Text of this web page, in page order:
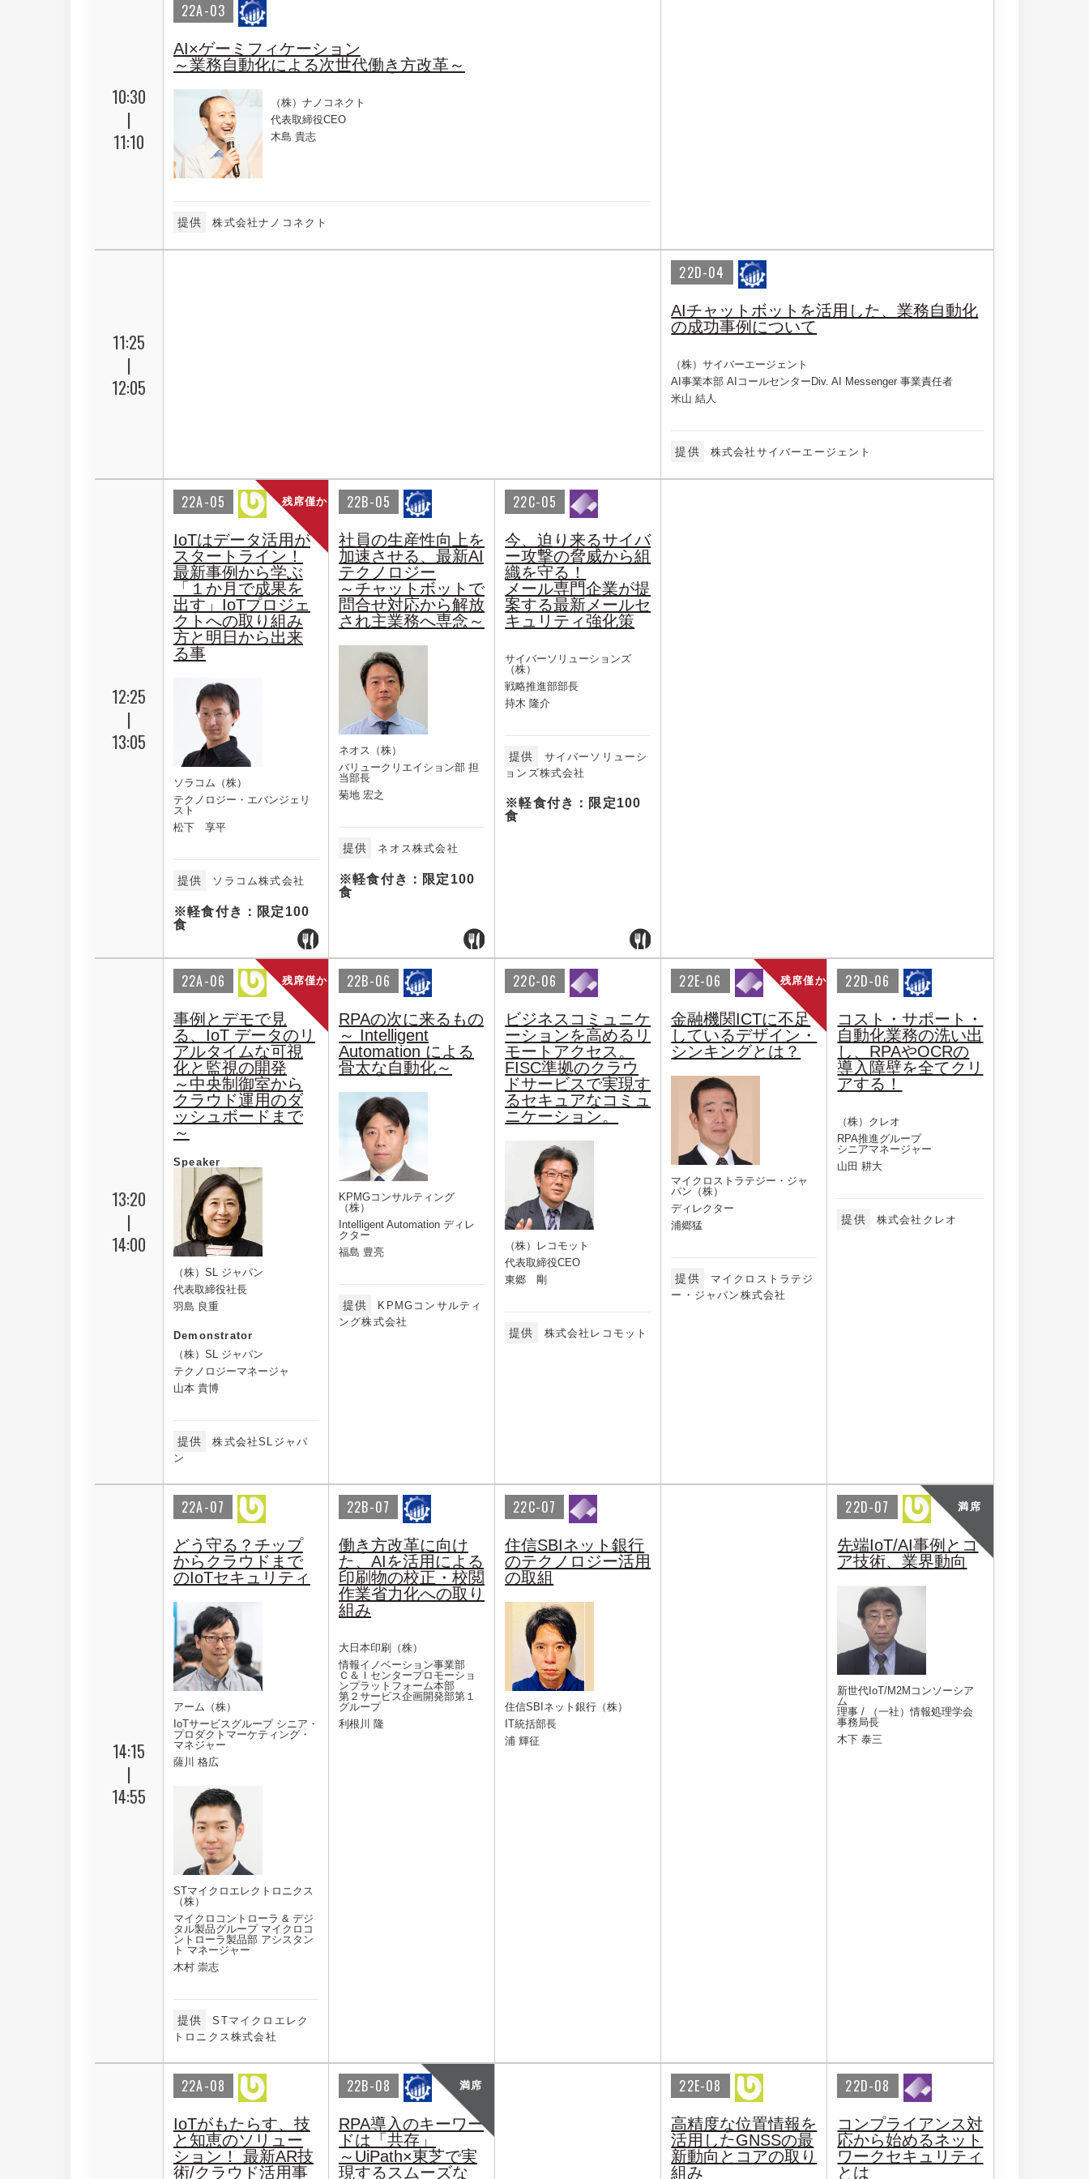
10:30
|
11:10
22A-03
AI×ゲーミフィケーション
～業務自動化による次世代働き方改革～
（株）ナノコネクト
代表取締役CEO
木島 貴志
提供 株式会社ナノコネクト
11:25
|
12:05
22D-04
AIチャットボットを活用した、業務自動化
の成功事例について
（株）サイバーエージェント
AI事業本部 AIコールセンターDiv. AI Messenger 事業責任者
米山 結人
提供 株式会社サイバーエージェント
12:25
|
13:05
残席僅か
22A-05
IoTはデータ活用が
スタートライン！
最新事例から学ぶ
「１か月で成果を
出す」IoTプロジェ
クトへの取り組み
方と明日から出来
る事
ソラコム（株）
テクノロジー・エバンジェリ
スト
松下 享平
提供 ソラコム株式会社
※軽食付き：限定100
食
22B-05
社員の生産性向上を
加速させる、最新AI
テクノロジー
～チャットボットで
問合せ対応から解放
され主業務へ専念～
ネオス（株）
バリュークリエイション部 担
当部長
菊地 宏之
提供 ネオス株式会社
※軽食付き：限定100
食
22C-05
今、迫り来るサイバ
ー攻撃の脅威から組
織を守る！
メール専門企業が提
案する最新メールセ
キュリティ強化策
サイバーソリューションズ
（株）
戦略推進部部長
持木 隆介
提供
サイバーソリューシ
ョンズ株式会社
※軽食付き：限定100
食
13:20
|
14:00
残席僅か
22A-06
事例とデモで見
る、IoT データのリ
アルタイムな可視
化と監視の開発
～中央制御室から
クラウド運用のダ
ッシュボードまで
～
Speaker
（株）SL ジャパン
代表取締役社長
羽島 良重
Demonstrator
（株）SL ジャパン
テクノロジーマネージャ
山本 貴博
提供
株式会社SLジャパ
ン
22B-06
RPAの次に来るもの
～ Intelligent
Automation による
骨太な自動化～
KPMGコンサルティング
（株）
Intelligent Automation ディレ
クター
福島 豊亮
提供
KPMGコンサルティ
ング株式会社
22C-06
ビジネスコミュニケ
ーションを高めるリ
モートアクセス。
FISC準拠のクラウ
ドサービスで実現す
るセキュアなコミュ
ニケーション。
（株）レコモット
代表取締役CEO
東郷 剛
提供 株式会社レコモット
残席僅か
22E-06
金融機関ICTに不足
しているデザイン・
シンキングとは？
マイクロストラテジー・ジャ
パン（株）
ディレクター
浦郷猛
提供
マイクロストラテジ
ー・ジャパン株式会社
22D-06
コスト・サポート・
自動化業務の洗い出
し、RPAやOCRの
導入障壁を全てクリ
アする！
（株）クレオ
RPA推進グループ
シニアマネージャー
山田 耕大
提供 株式会社クレオ
14:15
|
14:55
22A-07
どう守る？チップ
からクラウドまで
のIoTセキュリティ
アーム（株）
IoTサービスグループ シニア・
プロダクトマーケティング・
マネジャー
薩川 格広
STマイクロエレクトロニクス
（株）
マイクロコントローラ & デジ
タル製品グループ マイクロコ
ントローラ製品部 アシスタン
ト マネージャー
木村 崇志
提供
STマイクロエレク
トロニクス株式会社
22B-07
働き方改革に向け
た、AIを活用による
印刷物の校正・校閲
作業省力化への取り
組み
大日本印刷（株）
情報イノベーション事業部
Ｃ＆Ｉセンタープロモーショ
ンプラットフォーム本部
第２サービス企画開発部第１
グループ
利根川 隆
22C-07
住信SBIネット銀行
のテクノロジー活用
の取組
住信SBIネット銀行（株）
IT統括部長
浦 輝征
満席
22D-07
先端IoT/AI事例とコ
ア技術、業界動向
新世代IoT/M2Mコンソーシア
ム
理事 / （一社）情報処理学会
事務局長
木下 泰三
22A-08
IoTがもたらす、技
と知恵のソリュー
ション！ 最新AR技
術/クラウド活用事
満席
22B-08
RPA導入のキーワー
ドは「共存」
～UiPath×東芝で実
現するスムーズな
22E-08
高精度な位置情報を
活用したGNSSの最
新動向とコアの取り
組み
22D-08
コンプライアンス対
応から始めるネット
ワークセキュリティ
とは